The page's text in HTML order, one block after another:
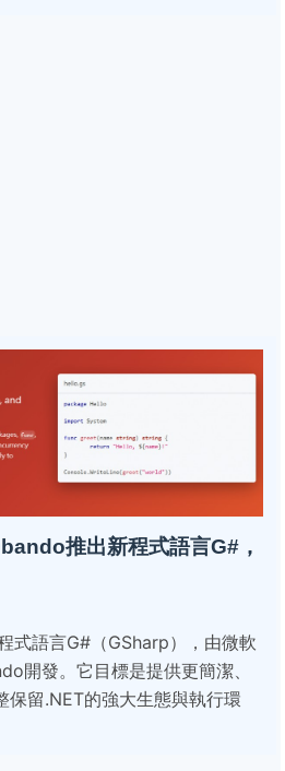
推出新程式語言G#，
式語言G#（GSharp），由微軟
開發。它目標是提供更簡潔、
保留.NET的強大生態與執行環